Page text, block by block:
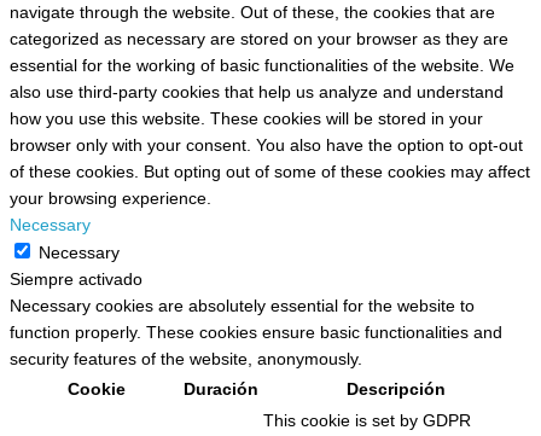
navigate through the website. Out of these, the cookies that are
categorized as necessary are stored on your browser as they are
essential for the working of basic functionalities of the website. We
also use third-party cookies that help us analyze and understand
how you use this website. These cookies will be stored in your
browser only with your consent. You also have the option to opt-out
of these cookies. But opting out of some of these cookies may affect
your browsing experience.
Necessary
Necessary
Siempre activado
Necessary cookies are absolutely essential for the website to
function properly. These cookies ensure basic functionalities and
security features of the website, anonymously.
Cookie
Duración Descripción
This cookie is set by GDPR